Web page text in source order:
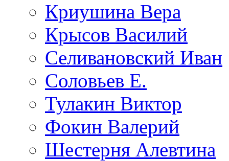
Криушина Вера
Крысов Василий
Селивановский Иван
Соловьев Е.
Тулакин Виктор
Фокин Валерий
Шестерня Алевтина